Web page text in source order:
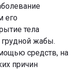
его
тела
грудной жабы.
средств, на
причин